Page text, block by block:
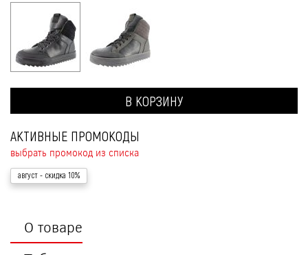
В КОРЗИНУ
АКТИВНЫЕ ПРОМОКОДЫ
выбрать промокод из списка
август - скидка 10%
О товаре